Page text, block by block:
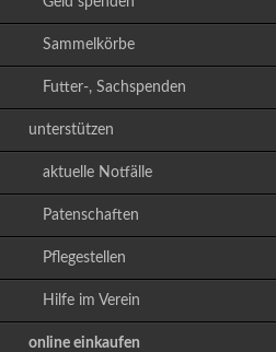
Sammelkörbe
Futter-, Sachspenden
unterstützen
aktuelle Notfälle
Patenschaften
Pflegestellen
Hilfe im Verein
online einkaufen